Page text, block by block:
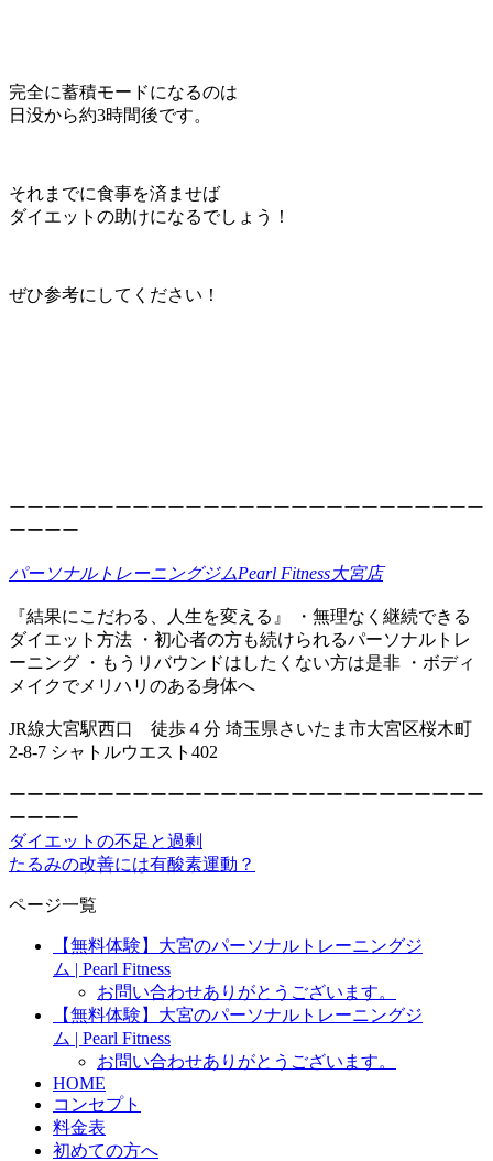
完全に蓄積モードになるのは
日没から約3時間後です。
それまでに食事を済ませば
ダイエットの助けになるでしょう！
ぜひ参考にしてください！
ーーーーーーーーーーーーーーーーーーーーーーーーーーー
ーーーー
パーソナルトレーニングジムPearl Fitness大宮店
『結果にこだわる、人生を変える』 ・無理なく継続できる
ダイエット方法 ・初心者の方も続けられるパーソナルトレ
ーニング ・もうリバウンドはしたくない方は是非 ・ボディ
メイクでメリハリのある身体へ
JR線大宮駅西口 徒歩４分 埼玉県さいたま市大宮区桜木町
2-8-7 シャトルウエスト402
ーーーーーーーーーーーーーーーーーーーーーーーーーーー
ーーーー
ダイエットの不足と過剰
たるみの改善には有酸素運動？
ページ一覧
【無料体験】大宮のパーソナルトレーニングジ
ム | Pearl Fitness
お問い合わせありがとうございます。
【無料体験】大宮のパーソナルトレーニングジ
ム | Pearl Fitness
お問い合わせありがとうございます。
HOME
コンセプト
料金表
初めての方へ